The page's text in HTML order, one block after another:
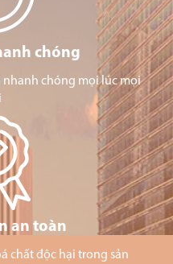
chóng
nhanh chóng mọi lúc mọi
an toàn
chất độc hại trong sản